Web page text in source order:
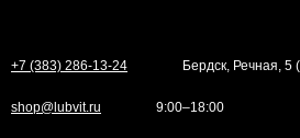
+7 (383) 286-13-24 Бердск, Речная,
shop@lubvit.ru 9:00–18:00